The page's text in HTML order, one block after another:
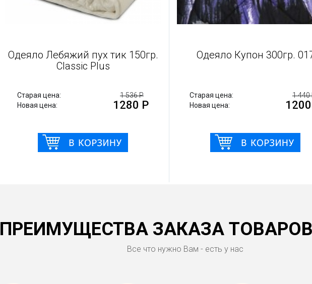
Одеяло Лебяжий пух тик 150гр.
Classic Plus
Старая цена:
1 536 Р
Новая цена:
1280 Р
Одеяло Купон 300гр.
Старая цена:
1 440
Новая цена:
ПРЕИМУЩЕСТВА ЗАКАЗА
Все что нужно Вам - есть у нас